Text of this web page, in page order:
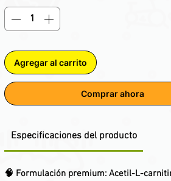
Agregar al carrito
Comprar ahora
Especificaciones del producto
🧠 Formulación premium: Acetil-L-